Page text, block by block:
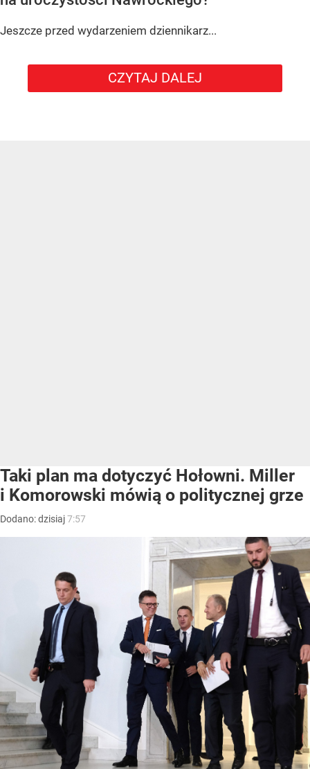
Jeszcze przed wydarzeniem dziennikarz...
CZYTAJ DALEJ
Taki plan ma dotyczyć Hołowni. Miller
i Komorowski mówią o politycznej grze
Dodano:dzisiaj7:57